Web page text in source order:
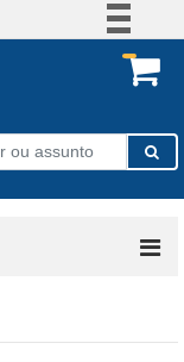
à informação